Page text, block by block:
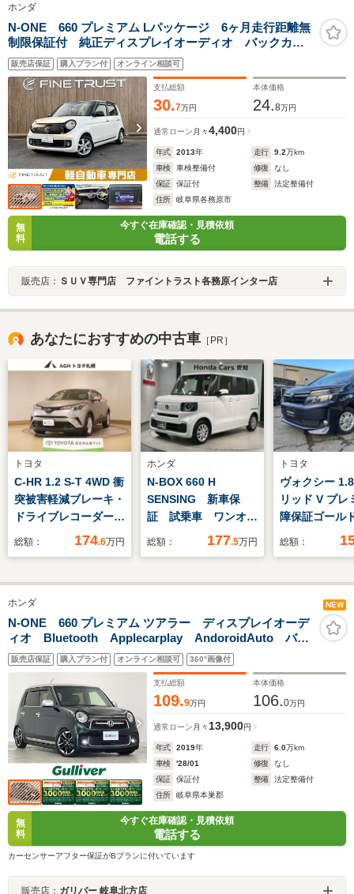
ホンダ
N-ONE 660 プレミアム Lパッケージ 6ヶ月走行距離無
制限保証付 純正ディスプレイオーディオ バックカメ
ラ 禁煙車 Bluetooth対応 純正14インチアルミホイー
ル スマートキー HIDヘッドライト アイドリングスト
ップ 衝撃緩和ヘッドレスト
販売店保証 購入プラン付 オンライン相談可
支払総額
30.7万円
本体価格
24.8万円
通常ローン 月々4,400円
年式 2013年 走行 9.2万km
車検
車検整備付 修復
なし
保証
保証付 整備
法定整備付
住所
岐阜県各務原市
無
料
今すぐ在庫確認・見積依頼
電話する
販売店： ＳＵＶ専門店 ファイントラスト各務原インター店
あなたにおすすめの中古車 ［PR］
トヨタ
C-HR 1.2 S-T 4WD 衝
突被害軽減ブレーキ・
ドライブレコーダー・
エンジンスタータ・
総額： 174.6万円
ホンダ
N-BOX 660 H
SENSING 新車保
証 試乗車 ワンオー
ナー ナビLXU-
ディオ DVD シー
LEDライト VSA ク
ルコン スマートキー
総額： 177.5万円
トヨタ
ヴォクシー
リッド V プレ
障保証ゴー
純正9インチ
ター クルー
ロール スマ
2個 LEDヘッ
ト 純正ドラ
総額：
ホンダ NEW
N-ONE 660 プレミアム ツアラー ディスプレイオーデ
ィオ Bluetooth Applecarplay AndoroidAuto バッ
クカメラ 前後ドライブレコーダー ビルトインETC
カロッツェリアスピーカー クルーズコントロール
販売店保証 購入プラン付 オンライン相談可 360°画像付
支払総額
109.9万円
本体価格
106.0万円
通常ローン 月々 13,900円
年式 2019年 走行 6.0万km
車検
'28/01 修復
なし
保証
保証付 整備
法定整備付
住所
岐阜県本巣郡
無
料
今すぐ在庫確認・見積依頼
電話する
カーセンサーアフター保証がBプランに付いています
販売店： ガリバー 岐阜北方店